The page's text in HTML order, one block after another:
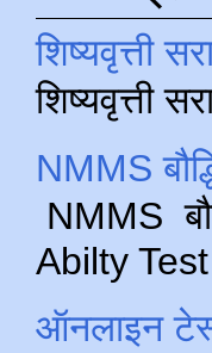
शिष्यवृत्ती
शिष्यवृत्ती
NMMS
NMMS
Abilty Test
ऑनलाइन